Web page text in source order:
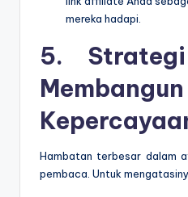
mereka hadapi.
5.
Membangun
Hambatan terbesar dalam
pembaca. Untuk